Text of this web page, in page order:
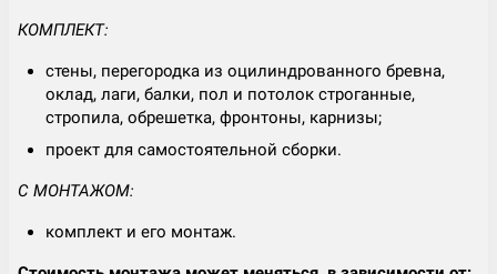
КОМПЛЕКТ:
стены, перегородка из оцилиндрованного бревна,
оклад, лаги, балки, пол и потолок строганные,
стропила, обрешетка, фронтоны, карнизы;
проект для самостоятельной сборки.
С МОНТАЖОМ:
комплект и его монтаж.